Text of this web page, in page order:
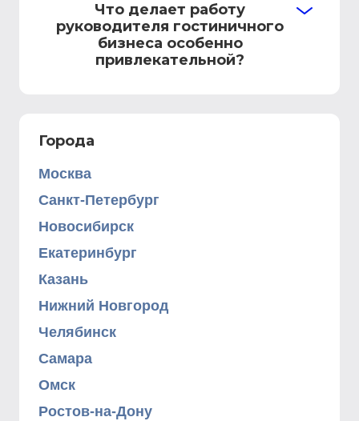
Что делает работу
руководителя гостиничного
бизнеса особенно
привлекательной?
Города
Москва
Санкт-Петербург
Новосибирск
Екатеринбург
Казань
Нижний Новгород
Челябинск
Самара
Омск
Ростов-на-Дону